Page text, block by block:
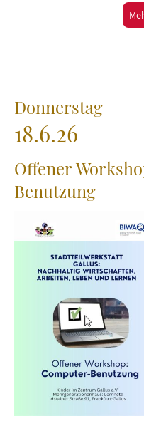
Donnerstag
18.6.26
Offener
Benutzung